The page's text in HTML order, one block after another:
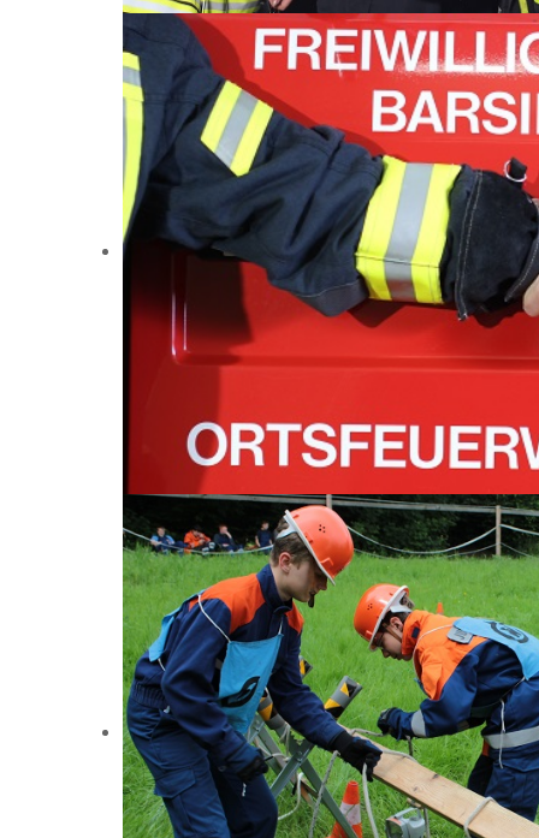
Bei uns ist für jeden was dabei:
...für Farbenfrohe!
Bei uns ist für jeden was dabei:
...für Hilfsbereite!